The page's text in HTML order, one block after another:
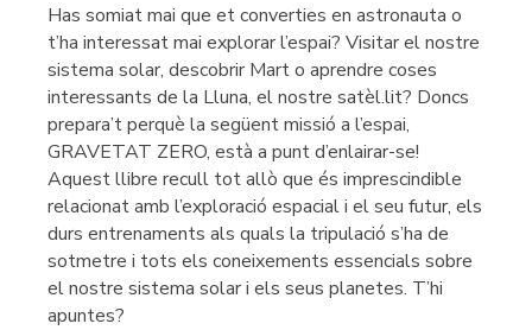
Has somiat mai que et converties en astronauta o
t’ha interessat mai explorar l’espai? Visitar el nostre
sistema solar, descobrir Mart o aprendre coses
interessants de la Lluna, el nostre satèl.lit? Doncs
prepara’t perquè la següent missió a l’espai,
GRAVETAT ZERO, està a punt d’enlairar-se!
Aquest llibre recull tot allò que és imprescindible
relacionat amb l’exploració espacial i el seu futur, els
durs entrenaments als quals la tripulació s’ha de
sotmetre i tots els coneixements essencials sobre
el nostre sistema solar i els seus planetes. T’hi
apuntes?